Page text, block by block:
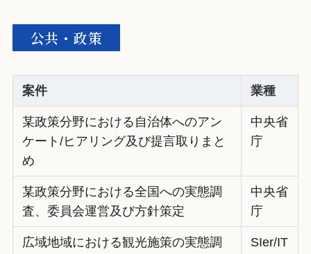
公共・政策
案件 業種
某政策分野における自治体へのアン
ケート/ヒアリング及び提言取りまと
め
中央省
庁
某政策分野における全国への実態調
査、委員会運営及び方針策定
中央省
庁
広域地域における観光施策の実態調
SIer/IT